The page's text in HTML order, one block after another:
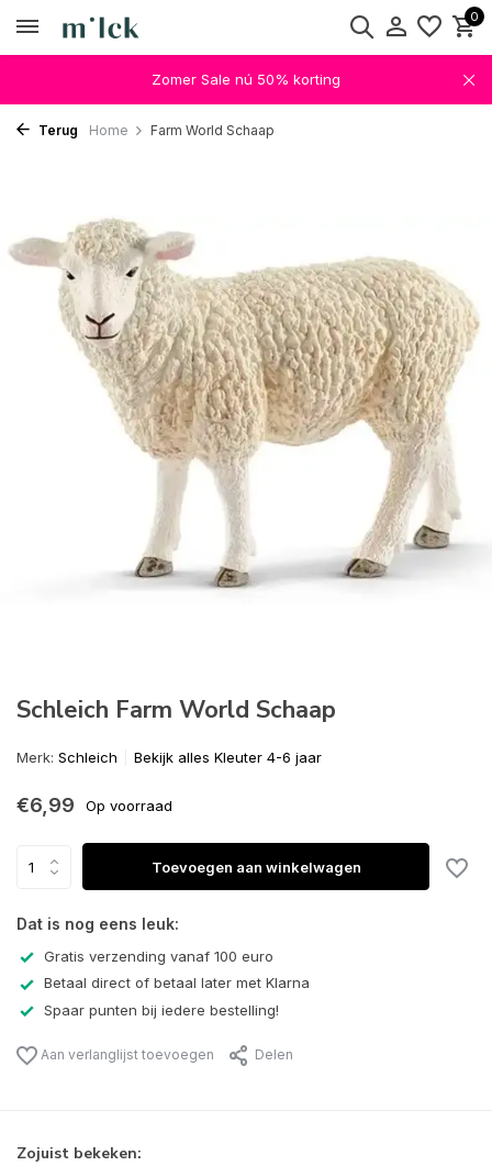
0
Zomer Sale nú 50% korting
Terug Home Farm World Schaap
Schleich Farm World Schaap
Merk: Schleich Bekijk alles Kleuter 4-6 jaar
€6,99 Op voorraad
Toevoegen aan winkelwagen
Dat is nog eens leuk:
Gratis verzending vanaf 100 euro
Betaal direct of betaal later met Klarna
Spaar punten bij iedere bestelling!
Aan verlanglijst toevoegen Delen
Zojuist bekeken: